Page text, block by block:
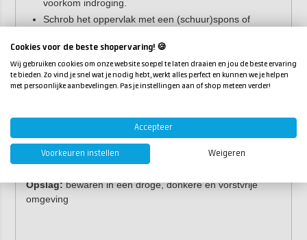
voorkom indroging.
Schrob het oppervlak met een (schuur)spons of
Spoel het oppervlak vervolgens af met schoon water
(bij voorkeur met een hogedrukspuit).
Bij sterke vervuiling herhaal je de bovenstaande stappen.
Eigenschappen
Inhoud:1 liter, 5 liter
Opslag:bewaren in een droge, donkere en vorstvrije
omgeving
Cookies voor de beste shopervaring! 🍪
Wij gebruiken cookies om onze website soepel te laten draaien en jou de beste ervaring
te bieden. Zo vind je snel wat je nodig hebt, werkt alles perfect en kunnen we je helpen
met persoonlijke aanbevelingen. Pas je instellingen aan of shop meteen verder!
Accepteer
Voorkeuren instellen Weigeren